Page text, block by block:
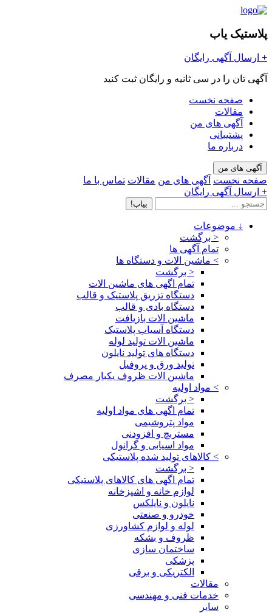
پلاستیک یاب
+ ارسال آگهی رایگان
آگهی تان را در سی ثانیه و رایگان ثبت کنید
صفحه نخست
مقالات
آگهی های من
پشتیبانی
درباره ما
آگهی های من
صفحه نخست آگهی های من مقالات تماس با ما
+ ارسال آگهی رایگان
بیاب!
↓ موضوعات
< برگشت
تمام آگهی ها
> ماشین الات و دستگاه ها
< برگشت
تمام اگهی های ماشین الات
دستگاه تزریق پلاستیک و قالب
دستگاه بادی و قالب
ماشین الات بازیافت
دستگاه آسیاب پلاستیک
ماشین الات تولید لوله
دستگاه های تولید نایلون
تولید ورق و پروفیل
ماشین الات ظروف یکبار مصرف
> مواد اولیه
< برگشت
تمام اگهی های مواد اولیه
مواد پتروشیمی
مستربچ و افزودنی
مواد اسیابی و گرانول
> کالاهای تولید شده پلاستیکی
< برگشت
تمام اگهی های کالاهای پلاستیکی
لوازم خانه و اشپزخانه
نایلون و نایلکس
خودرو و صنعتی
لوله و لوازم کشاورزی
ظروف و بشکه
ساختمان سازی
پزشکی
الکتریکی و برقی
مقالات
خدمات فنی و مهندسی
سایر